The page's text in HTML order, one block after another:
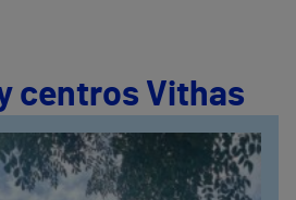
centros Vithas